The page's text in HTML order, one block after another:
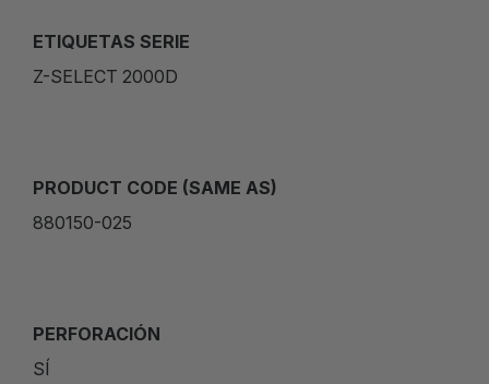
ETIQUETAS SERIE
Z-SELECT 2000D
PRODUCT CODE (SAME AS)
880150-025
PERFORACIÓN
SÍ